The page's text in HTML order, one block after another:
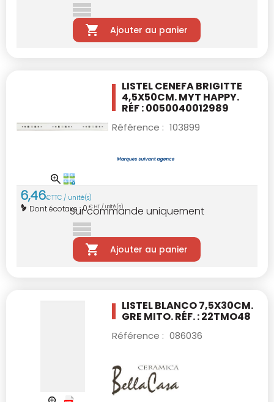
Ajouter au panier
LISTEL CENEFA BRIGITTE
4,5X50CM.MYT HAPPY.
RÉF : 0050040012989
Référence : 103899
6,46€TTC / unité(s)
Dont écotaxe :0 € HT / unité(s)
Sur commande uniquement
Ajouter au panier
LISTEL BLANCO 7,5X30CM.
GRE MITO. RÉF. : 22TMO48
Référence : 086036